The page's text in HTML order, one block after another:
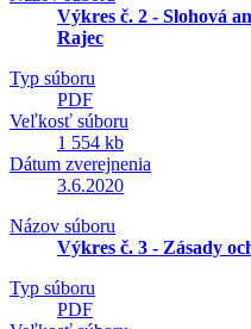
Výkres č. 2 - Slohová
Rajec
Typ súboru
PDF
Veľkosť súboru
1 554 kb
Dátum zverejnenia
3.6.2020
Názov súboru
Výkres č. 3 - Zásady
Typ súboru
PDF